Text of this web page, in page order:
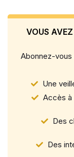
VOUS
Abonnez-vous
Une
Accès à
Des
Des